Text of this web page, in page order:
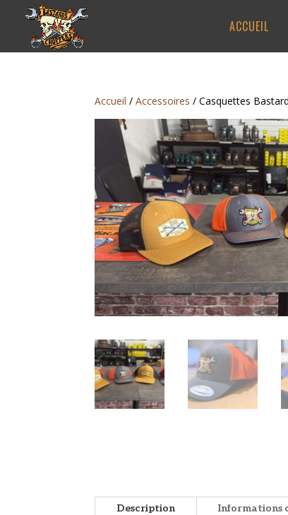
ACCUEIL
Accueil /Accessoires / Casquettes
Description Informations